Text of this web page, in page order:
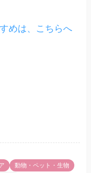
めは、こちらへ
動物・ペット・生物